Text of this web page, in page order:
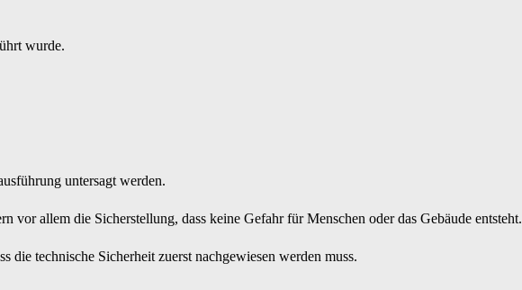
wurde.
untersagt werden.
vor allem die Sicherstellung, dass keine Gefahr für Menschen oder das Gebäude entsteht.
die technische Sicherheit zuerst nachgewiesen werden muss.